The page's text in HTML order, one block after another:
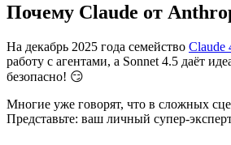
Почему Claude от
На декабрь 2025 года семейство Claude
работу с агентами, а Sonnet 4.5 даёт
безопасно! 😏
Многие уже говорят, что в сложных
Представьте: ваш личный супер-